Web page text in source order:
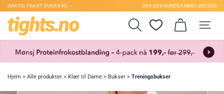
GRATIS FRAKT OVER 999,– 300.000 KUNDEANMELDELSER
Hjem > Alle produkter > Klær til Dame > Bukser > Treningsbukser